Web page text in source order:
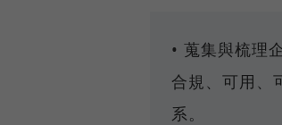
• 蒐集與梳理
合規、可用、
系。